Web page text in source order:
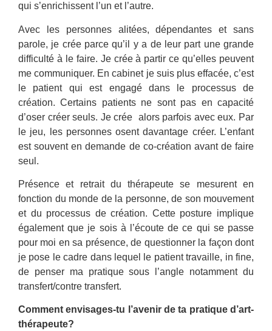
qui s’enrichissent l’un et l’autre.
Avec les personnes alitées, dépendantes et sans
parole, je crée parce qu’il y a de leur part une grande
difficulté à le faire. Je crée à partir ce qu’elles peuvent
me communiquer. En cabinet je suis plus effacée, c’est
le patient qui est engagé dans le processus de
création. Certains patients ne sont pas en capacité
d’oser créer seuls. Je crée alors parfois avec eux. Par
le jeu, les personnes osent davantage créer. L’enfant
est souvent en demande de co-création avant de faire
seul.
Présence et retrait du thérapeute se mesurent en
fonction du monde de la personne, de son mouvement
et du processus de création. Cette posture implique
également que je sois à l’écoute de ce qui se passe
pour moi en sa présence, de questionner la façon dont
je pose le cadre dans lequel le patient travaille, in fine,
de penser ma pratique sous l’angle notamment du
transfert/contre transfert.
Comment envisages-tu l’avenir de ta pratique d’art-
thérapeute?